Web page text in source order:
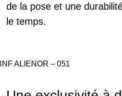
de la pose et une
le temps.
ALIENOR – 051